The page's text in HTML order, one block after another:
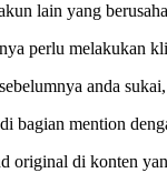
lain yang
perlu melakukan
anda
bagian mention
original di konten